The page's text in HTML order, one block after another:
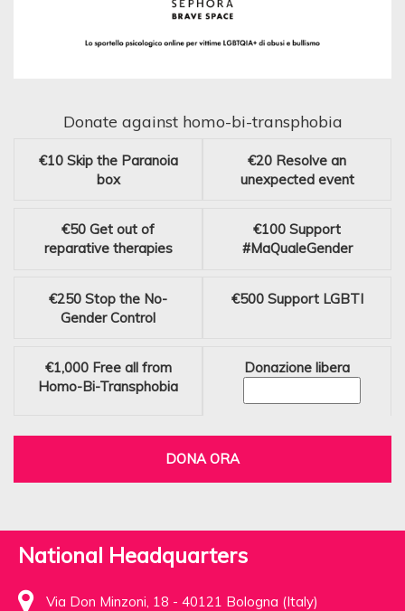
Donate against homo-bi-transphobia
€10 Skip the Paranoia
box
€20 Resolve an
unexpected event
€50 Get out of
reparative therapies
€100 Support
#MaQualeGender
€250 Stop the No-
Gender Control
€500 Support LGBTI
€1,000 Free all from
Homo-Bi-Transphobia
Donazione libera
DONA ORA
National Headquarters
Via Don Minzoni, 18 - 40121 Bologna (Italy)